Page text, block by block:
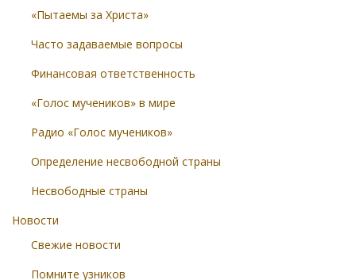
«Пытаемы за Христа»
Часто задаваемые вопросы
Финансовая ответственность
«Голос мучеников» в мире
Радио «Голос мучеников»
Определение несвободной страны
Несвободные страны
Новости
Свежие новости
Помните узников